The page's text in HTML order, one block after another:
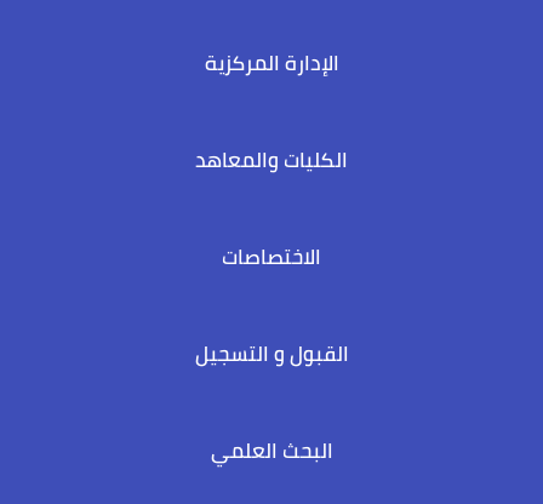
الإدارة المركزية
الكليات والمعاهد
الاختصاصات
القبول و التسجيل
البحث العلمي